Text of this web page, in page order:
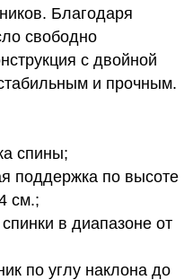
Благодаря
свободно
с двойной
и прочным.
спины;
поддержка по высоте
см.;
в диапазоне от
по углу наклона до